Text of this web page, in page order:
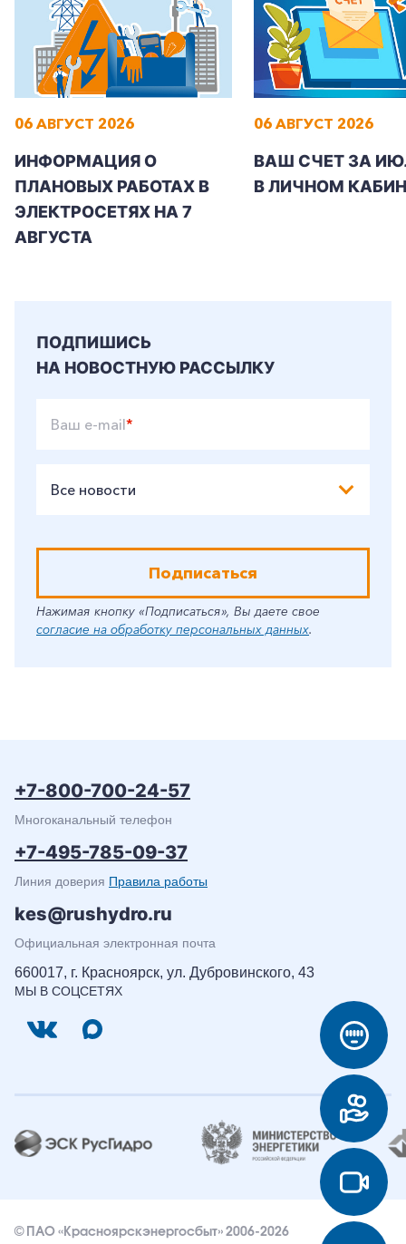
06 АВГУСТ 2026
ИНФОРМАЦИЯ О
ПЛАНОВЫХ РАБОТАХ В
ЭЛЕКТРОСЕТЯХ НА 7
АВГУСТА
06 АВГУСТ 2026
ВАШ СЧЕТ ЗА
В ЛИЧНОМ
ПОДПИШИСЬ
НА НОВОСТНУЮ РАССЫЛКУ
Ваш e-mail*
Все новости
Подписаться
Нажимая кнопку «Подписаться», Вы даете свое
согласие на обработку персональных данных.
МЫ В СОЦСЕТЯХ
+7-800-700-24-57
Многоканальный телефон
+7-495-785-09-37
Линия доверия Правила работы
kes@rushydro.ru
Официальная электронная почта
660017, г. Красноярск, ул. Дубровинского, 43
© ПАО «Красноярскэнергосбыт» 2006-2026